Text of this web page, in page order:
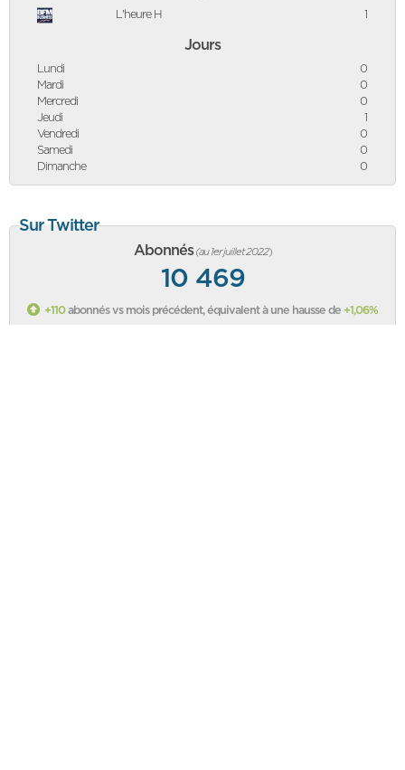
L'heure H
1
Jours
Lundi
0
Mardi
0
Mercredi
0
Jeudi
1
Vendredi
0
Samedi
0
Dimanche
0
Sur Twitter
Abonnés (au 1er juillet 2022)
10 469
+110abonnés vs mois précédent, équivalent à une hausse de +1,06%